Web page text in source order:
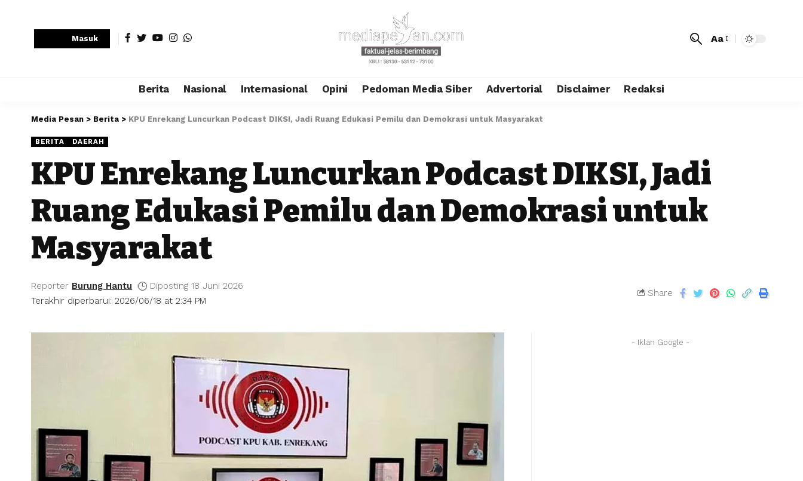
Masuk Aa
Berita Nasional Internasional Opini Pedoman Media Siber Advertorial Disclaimer Redaksi
Media Pesan > Berita > KPU Enrekang Luncurkan Podcast DIKSI, Jadi Ruang Edukasi Pemilu dan Demokrasi untuk Masyarakat
BERITA DAERAH
KPU Enrekang Luncurkan Podcast DIKSI, Jadi
Ruang Edukasi Pemilu dan Demokrasi untuk
Masyarakat
Terakhir diperbarui: 2026/06/18 at 2:34 PM
Reporter Burung Hantu Diposting 18 Juni 2026
Share
- Iklan Google -